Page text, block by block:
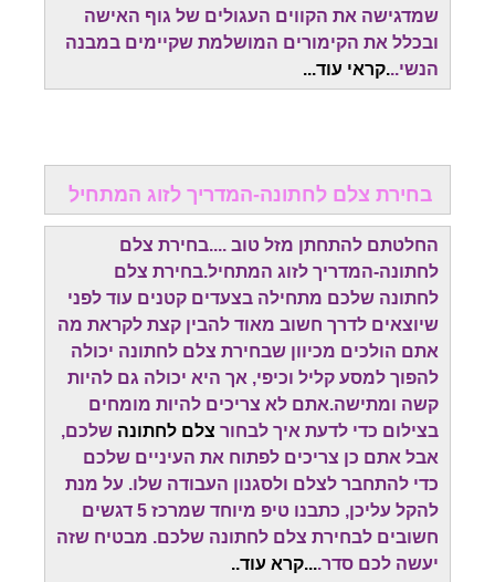
שמדגישה את הקווים העגולים של גוף האישה
ובכלל את הקימורים המושלמת שקיימים במבנה
הנשי...קראי עוד...
בחירת צלם לחתונה-המדריך לזוג המתחיל
החלטתם להתחתן מזל טוב ....בחירת צלם
לחתונה-המדריך לזוג המתחיל.בחירת צלם
לחתונה שלכם מתחילה בצעדים קטנים עוד לפני
שיוצאים לדרך חשוב מאוד להבין קצת לקראת מה
אתם הולכים מכיוון שבחירת צלם לחתונה יכולה
להפוך למסע קליל וכיפי, אך היא יכולה גם להיות
קשה ומתישה.אתם לא צריכים להיות מומחים
בצילום כדי לדעת איך לבחור צלם לחתונה שלכם,
אבל אתם כן צריכים לפתוח את העיניים שלכם
כדי להתחבר לצלם ולסגנון העבודה שלו. על מנת
להקל עליכן, כתבנו טיפ מיוחד שמרכז 5 דגשים
חשובים לבחירת צלם לחתונה שלכם. מבטיח שזה
יעשה לכם סדר....קרא עוד..